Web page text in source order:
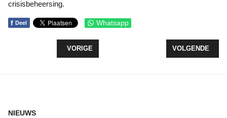
crisisbeheersing.
f Deel Whatsapp
VORIG ARTIKEL: HISTORISCHE BOTTERS HALEN
VORIGE VOLGENDE
VOLGENDE
NIEUWS